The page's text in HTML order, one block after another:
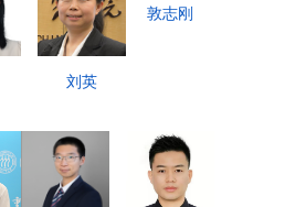
刘英
敦志刚